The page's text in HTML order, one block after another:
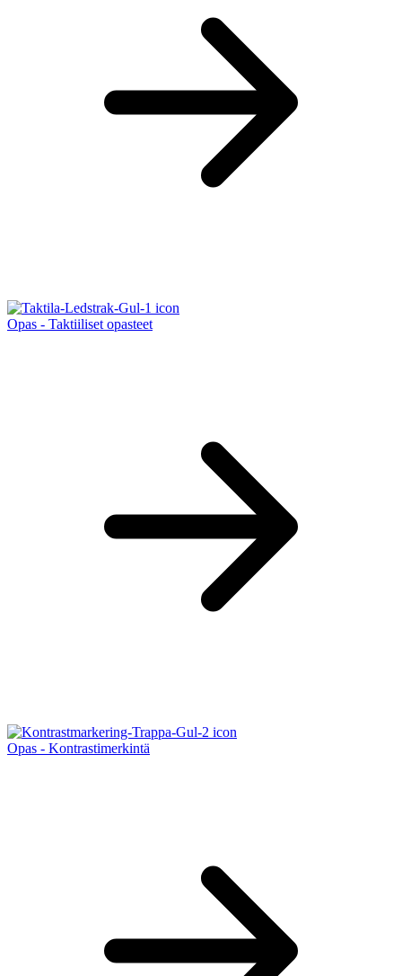
Opas - Taktiiliset opasteet
Opas - Kontrastimerkintä